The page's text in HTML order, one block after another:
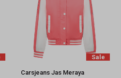
Sale
Carsjeans Jas Meraya